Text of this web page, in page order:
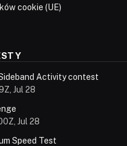
cookie (UE)
Activity contest
Jul 28
Jul 28
Speed Test